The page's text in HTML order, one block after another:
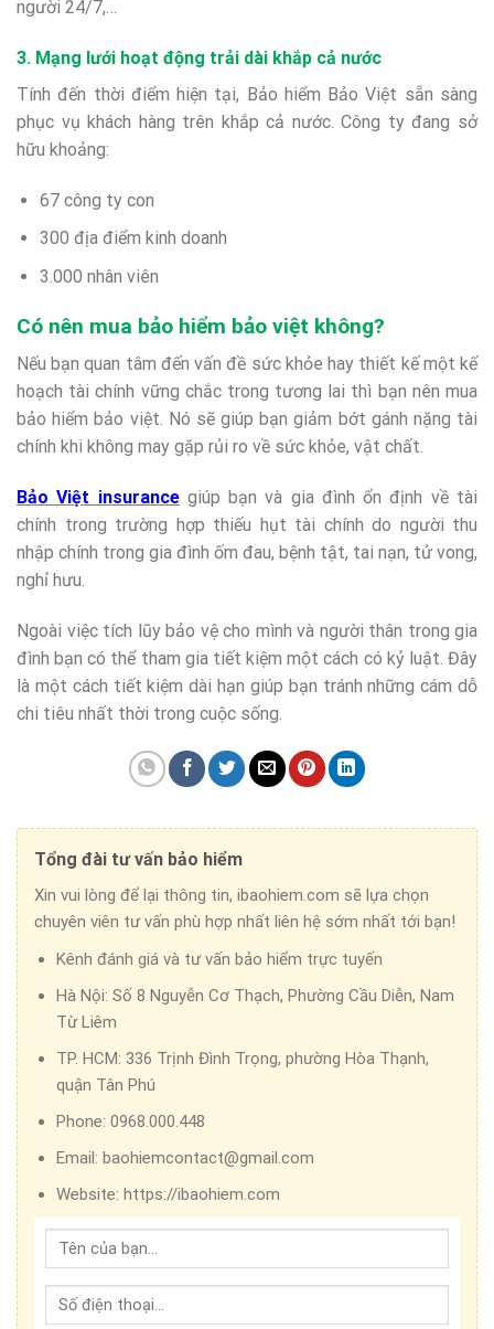
người 24/7,…
3. Mạng lưới hoạt động trải dài khắp cả nước
Tính đến thời điểm hiện tại, Bảo hiểm Bảo Việt sẵn sàng
phục vụ khách hàng trên khắp cả nước. Công ty đang sở
hữu khoảng:
67 công ty con
300 địa điểm kinh doanh
3.000 nhân viên
Có nên mua bảo hiểm bảo việt không?
Nếu bạn quan tâm đến vấn đề sức khỏe hay thiết kế một kế
hoạch tài chính vững chắc trong tương lai thì bạn nên mua
bảo hiểm bảo việt. Nó sẽ giúp bạn giảm bớt gánh nặng tài
chính khi không may gặp rủi ro về sức khỏe, vật chất.
Bảo Việt insurancegiúp bạn và gia đình ổn định về tài
chính trong trường hợp thiếu hụt tài chính do người thu
nhập chính trong gia đình ốm đau, bệnh tật, tai nạn, tử vong,
nghỉ hưu.
Ngoài việc tích lũy bảo vệ cho mình và người thân trong gia
đình bạn có thể tham gia tiết kiệm một cách có kỷ luật. Đây
là một cách tiết kiệm dài hạn giúp bạn tránh những cám dỗ
chi tiêu nhất thời trong cuộc sống.
Tổng đài tư vấn bảo hiểm
Xin vui lòng để lại thông tin, ibaohiem.com sẽ lựa chọn
chuyên viên tư vấn phù hợp nhất liên hệ sớm nhất tới bạn!
Kênh đánh giá và tư vấn bảo hiểm trực tuyến
Hà Nội: Số 8 Nguyễn Cơ Thạch, Phường Cầu Diễn, Nam
Từ Liêm
TP. HCM: 336 Trịnh Đình Trọng, phường Hòa Thạnh,
quận Tân Phú
Phone: 0968.000.448
Email: baohiemcontact@gmail.com
Website: https://ibaohiem.com